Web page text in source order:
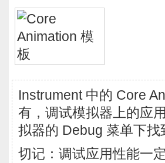
Instrument 中的 Core
有，调试模拟器上的应
拟器的 Debug 菜单下
切记：调试应用性能一